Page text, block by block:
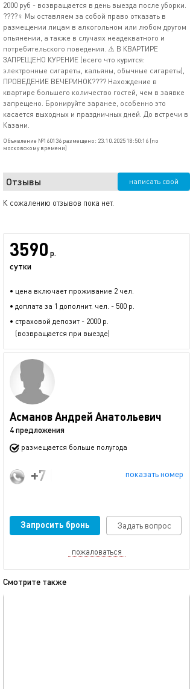
2000 руб - возвращается в день выезда после уборки.
????‍♀️ Мы оставляем за собой право отказать в
размещении лицам в алкогольном или любом другом
опьянении, а также в случаях неадекватного и
потребительского поведения. ⚠ В КВАРТИРЕ
ЗАПРЕЩЕНО КУРЕНИЕ (всего что курится:
электронные сигареты, кальяны, обычные сигареты),
ПРОВЕДЕНИЕ ВЕЧЕРИНОК???? Нахождение в
квартире большего количество гостей, чем в заявке
запрещено. Бронируйте заранее, особенно это
касается выходных и праздничных дней. До встречи в
Казани.
Объявление №160136 размещено: 23.10.2025 18:50:16 (по
московскому времени)
Отзывы написать свой
К сожалению отзывов пока нет.
3590 р.
сутки
• цена включает проживание 2 чел.
• доплата за 1 дополнит. чел. - 500 р.
• страховой депозит - 2000 р.
(возвращается при выезде)
Асманов Андрей Анатольевич
4 предложения
размещается больше полугода
показать номер
+7 (906) 114-71-44
Запросить бронь Задать вопрос
пожаловаться
Смотрите также